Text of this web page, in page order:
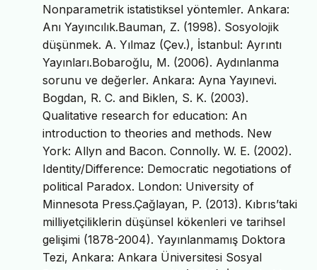
Nonparametrik istatistiksel yöntemler. Ankara:
Anı Yayıncılık.Bauman, Z. (1998). Sosyolojik
düşünmek. A. Yılmaz (Çev.), İstanbul: Ayrıntı
Yayınları.Bobaroğlu, M. (2006). Aydınlanma
sorunu ve değerler. Ankara: Ayna Yayınevi.
Bogdan, R. C. and Biklen, S. K. (2003).
Qualitative research for education: An
introduction to theories and methods. New
York: Allyn and Bacon. Connolly. W. E. (2002).
Identity/Difference: Democratic negotiations of
political Paradox. London: University of
Minnesota Press.Çağlayan, P. (2013). Kıbrıs’taki
milliyetçiliklerin düşünsel kökenleri ve tarihsel
gelişimi (1878-2004). Yayınlanmamış Doktora
Tezi, Ankara: Ankara Üniversitesi Sosyal